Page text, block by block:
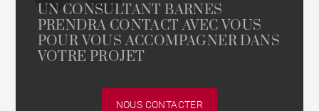
UN CONSULTANT BARNES
PRENDRA CONTACT AVEC VOUS
POUR VOUS ACCOMPAGNER DANS
VOTRE PROJET
NOUS CONTACTER